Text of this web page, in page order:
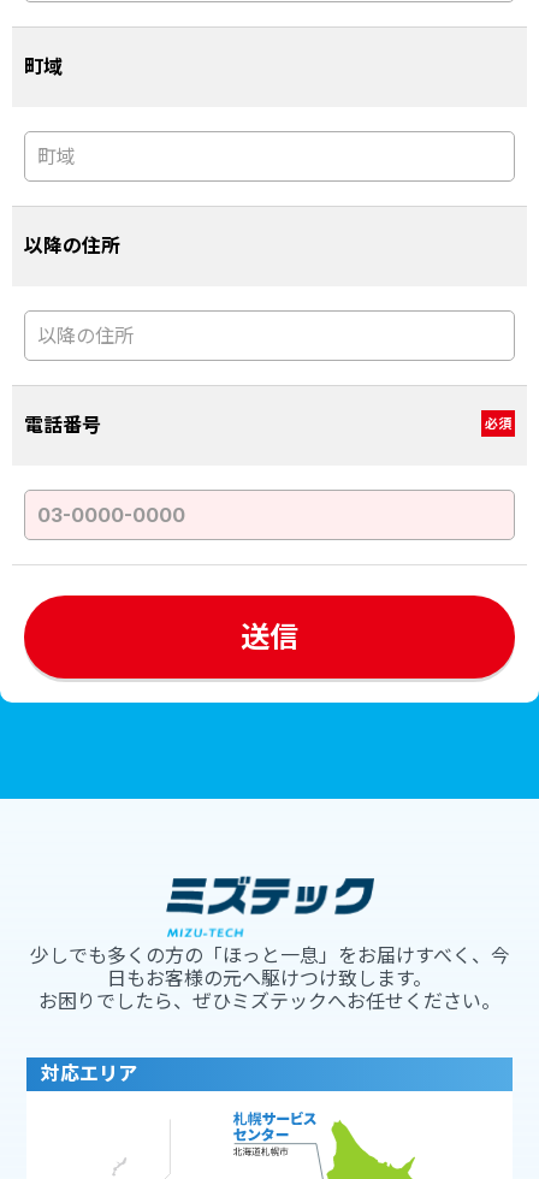
町域
以降の住所
電話番号 必須
少しでも多くの方の「ほっと一息」をお届けすべく、今
日もお客様の元へ駆けつけ致します。
お困りでしたら、ぜひミズテックへお任せください。
対応エリア